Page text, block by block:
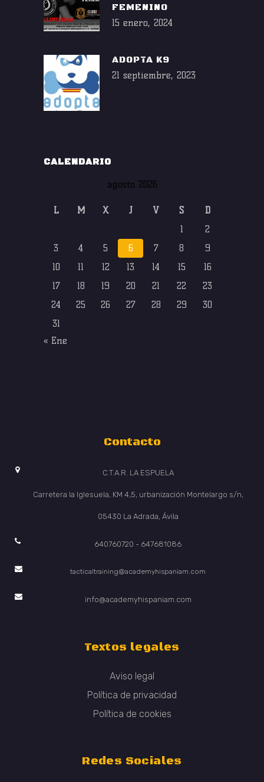
FEMENINO
15 enero, 2024
ADOPTA K9
21 septiembre, 2023
CALENDARIO
agosto 2026
L M X J V S
D
1
2
3
4 5 6 7 8
9
10
11 12 13 14 15
16
17
18 19 20 21 22
23
24
25 26 27 28 29
30
31
« Ene
Contacto
C.T.A.R. LA ESPUELA
Carretera la Iglesuela, KM 4,5, urbanización Montelargo s/n,
05430 La Adrada, Ávila
640760720 - 647681086
tacticaltraining@academyhispaniam.com
info@academyhispaniam.com
Textos legales
Aviso legal
Política de privacidad
Política de cookies
Redes Sociales